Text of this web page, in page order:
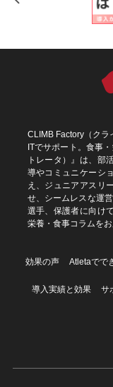
CLIMB Factory（ク
ITでサポート。食事
トレータ）』は、部
導やコミュニケーシ
え、ジュニアアスリ
せ、シームレスな運
選手、保護者に向け
栄養・食事コラムをお
効果の声 Atletaでで
導入実績と効果 サ